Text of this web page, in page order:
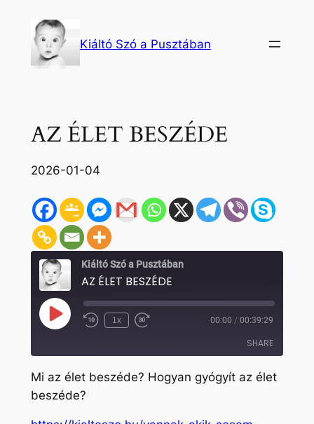
tartalomhoz
Kiáltó Szó a Pusztában
AZ ÉLET BESZÉDE
2026-01-04
Kiáltó Szó a Pusztában
AZ ÉLET BESZÉDE
Play
Episode Rewind
1x
Fast
seconds
00:00 / 00:39:29
SHARE
SHARE
Mi az élet beszéde? Hogyan gyógyít az élet
beszéde?